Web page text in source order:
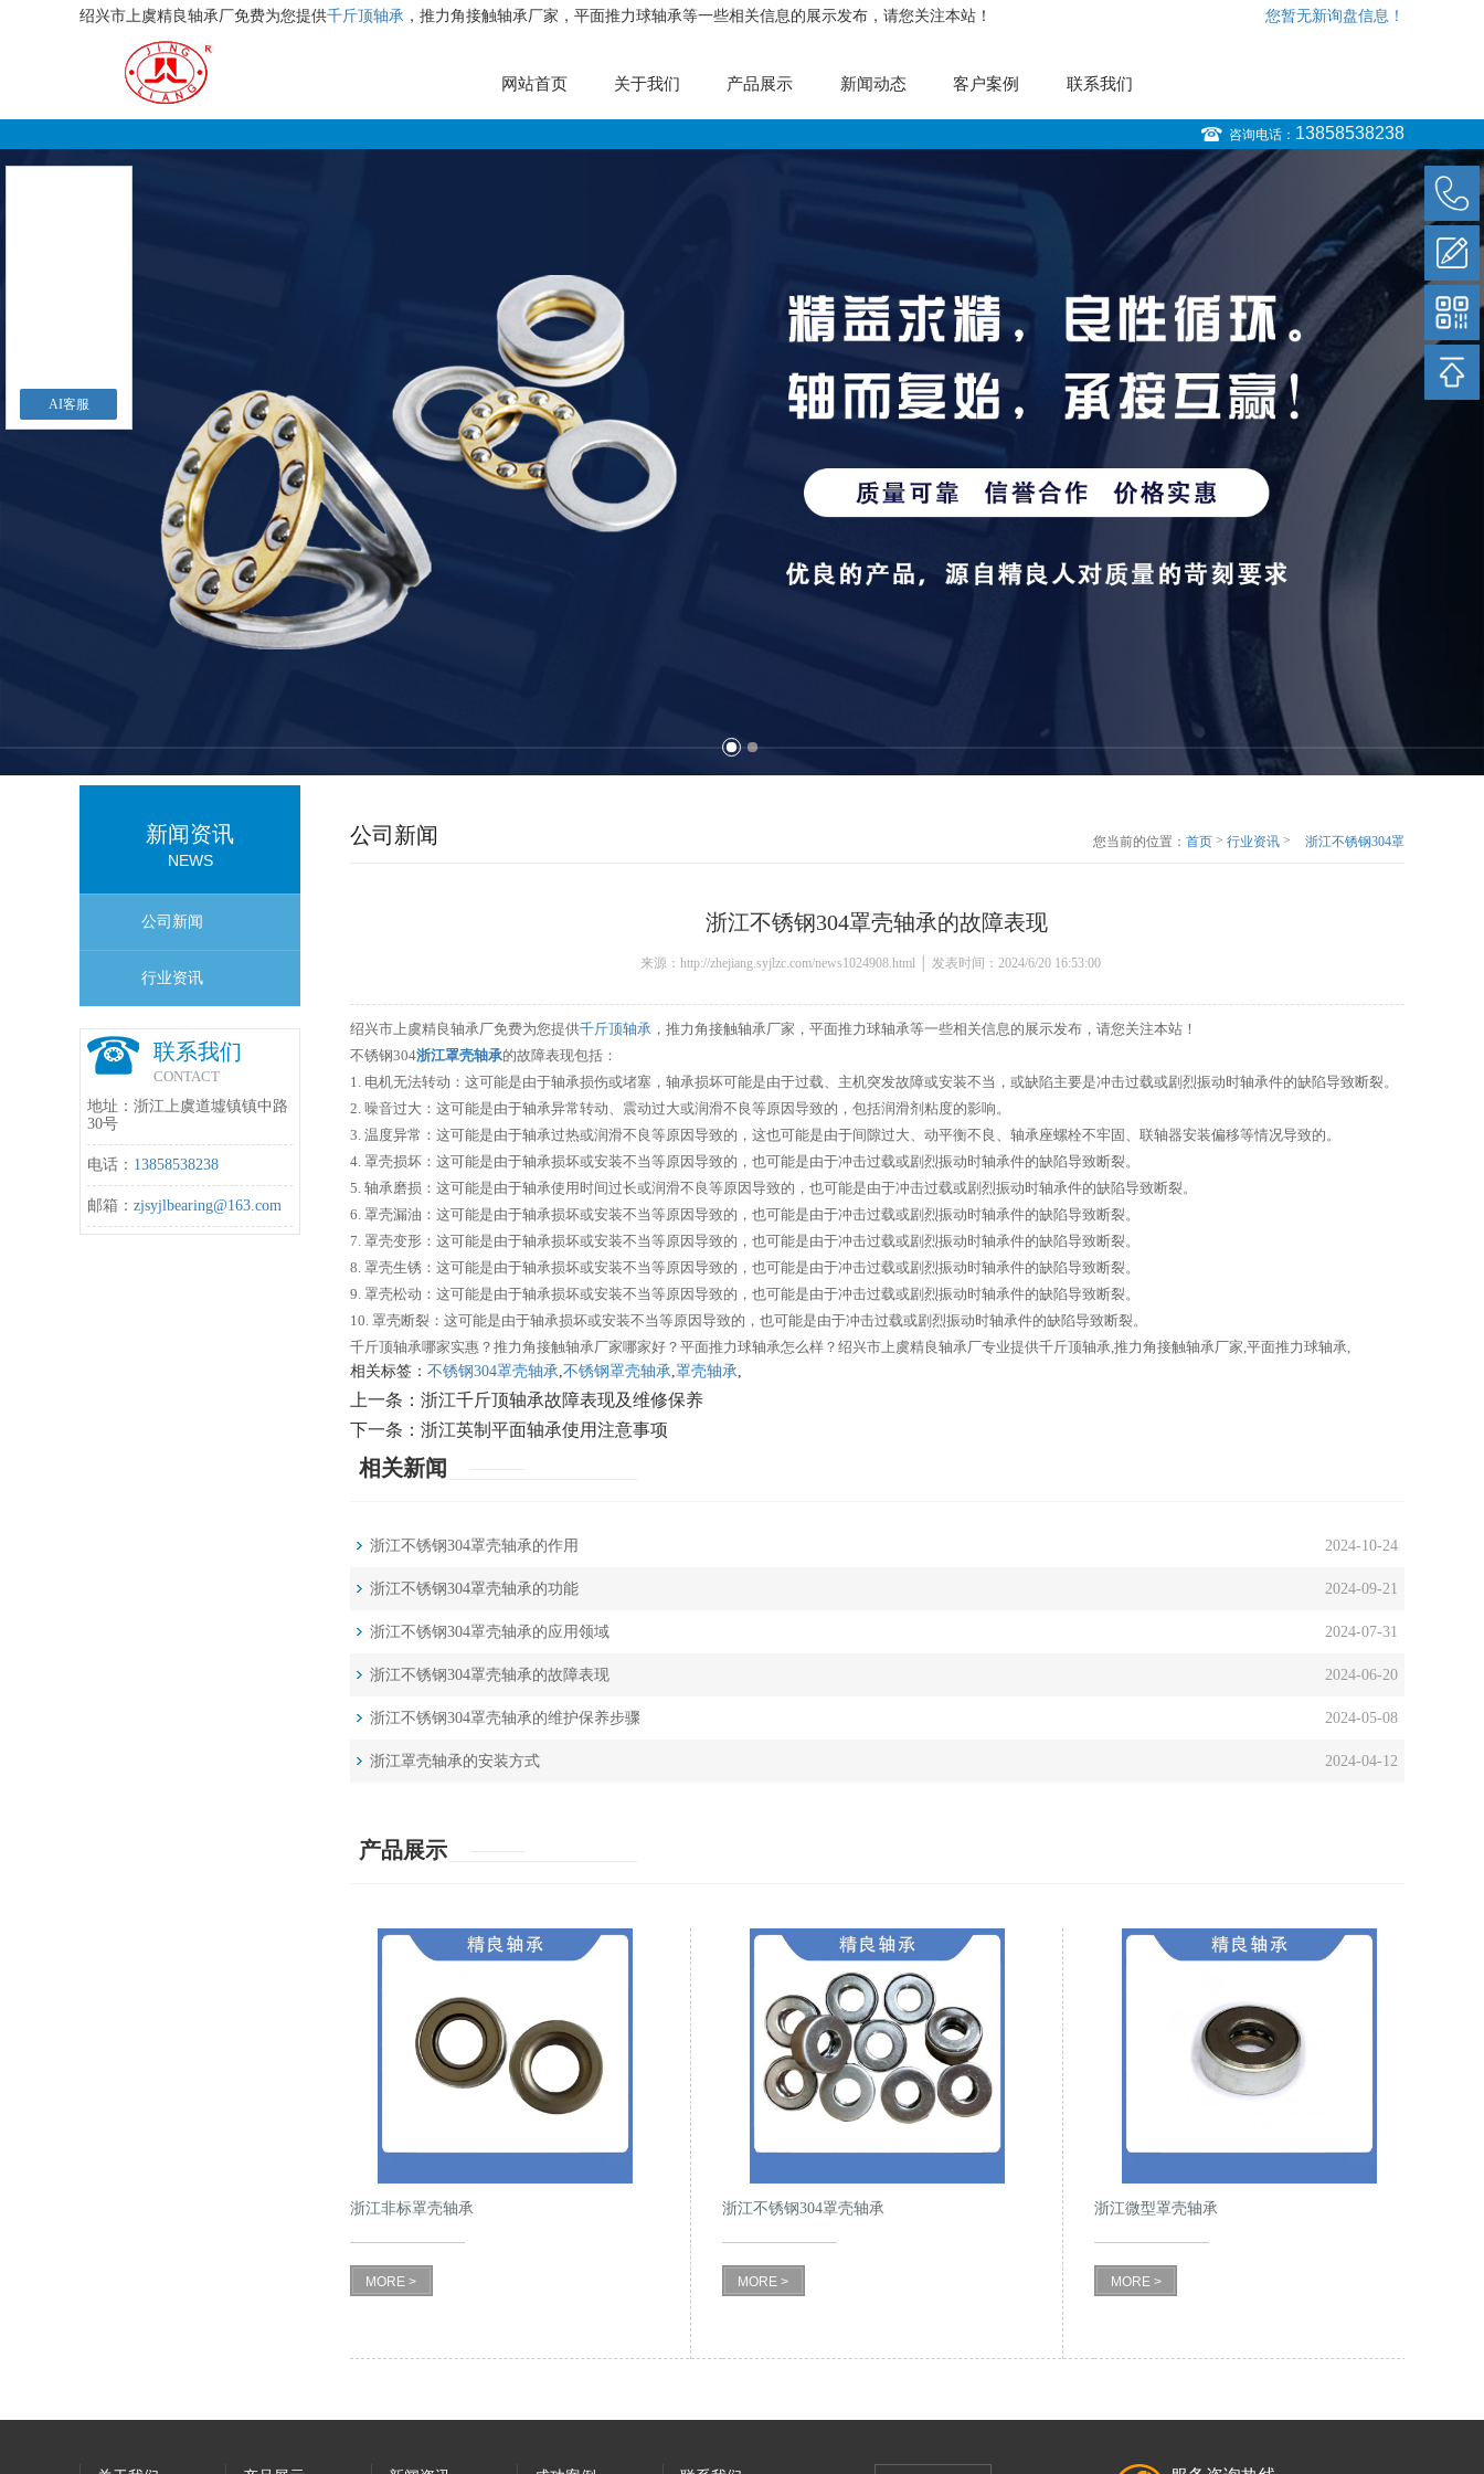
绍兴市上虞精良轴承厂免费为您提供千斤顶轴承 ，推力角接触轴承厂家，平面推力球轴承等一些相关信息的展示发布，请您关注本站！ 您暂无新询盘信息！
网站首页 关于我们 产品展示 新闻动态 客户案例 联系我们
咨询电话： 13858538238
新闻资讯
NEWS
公司新闻
行业资讯
联系我们
CONTACT
地址：浙江上虞道墟镇镇中路
30号
电话： 13858538238
邮箱： zjsyjlbearing@163.com
公司新闻 您当前的位置： 首页 > 行业资讯 >
浙江不锈钢304罩
浙江不锈钢304罩壳轴承的故障表现
来源：http://zhejiang.syjlzc.com/news1024908.html │ 发表时间：2024/6/20 16:53:00
绍兴市上虞精良轴承厂免费为您提供千斤顶轴承，推力角接触轴承厂家，平面推力球轴承等一些相关信息的展示发布，请您关注本站！
不锈钢304浙江罩壳轴承的故障表现包括：
1. 电机无法转动：这可能是由于轴承损伤或堵塞，轴承损坏可能是由于过载、主机突发故障或安装不当，或缺陷主要是冲击过载或剧烈振动时轴承件的缺陷导致断裂。
2. 噪音过大：这可能是由于轴承异常转动、震动过大或润滑不良等原因导致的，包括润滑剂粘度的影响。
3. 温度异常：这可能是由于轴承过热或润滑不良等原因导致的，这也可能是由于间隙过大、动平衡不良、轴承座螺栓不牢固、联轴器安装偏移等情况导致的。
4. 罩壳损坏：这可能是由于轴承损坏或安装不当等原因导致的，也可能是由于冲击过载或剧烈振动时轴承件的缺陷导致断裂。
5. 轴承磨损：这可能是由于轴承使用时间过长或润滑不良等原因导致的，也可能是由于冲击过载或剧烈振动时轴承件的缺陷导致断裂。
6. 罩壳漏油：这可能是由于轴承损坏或安装不当等原因导致的，也可能是由于冲击过载或剧烈振动时轴承件的缺陷导致断裂。
7. 罩壳变形：这可能是由于轴承损坏或安装不当等原因导致的，也可能是由于冲击过载或剧烈振动时轴承件的缺陷导致断裂。
8. 罩壳生锈：这可能是由于轴承损坏或安装不当等原因导致的，也可能是由于冲击过载或剧烈振动时轴承件的缺陷导致断裂。
9. 罩壳松动：这可能是由于轴承损坏或安装不当等原因导致的，也可能是由于冲击过载或剧烈振动时轴承件的缺陷导致断裂。
10. 罩壳断裂：这可能是由于轴承损坏或安装不当等原因导致的，也可能是由于冲击过载或剧烈振动时轴承件的缺陷导致断裂。
千斤顶轴承哪家实惠？推力角接触轴承厂家哪家好？平面推力球轴承怎么样？绍兴市上虞精良轴承厂专业提供千斤顶轴承,推力角接触轴承厂家,平面推力球轴承,
相关标签： 不锈钢304罩壳轴承,不锈钢罩壳轴承,罩壳轴承,
上一条： 浙江千斤顶轴承故障表现及维修保养
下一条： 浙江英制平面轴承使用注意事项
相关新闻
浙江不锈钢304罩壳轴承的作用 2024-10-24
浙江不锈钢304罩壳轴承的功能 2024-09-21
浙江不锈钢304罩壳轴承的应用领域 2024-07-31
浙江不锈钢304罩壳轴承的故障表现 2024-06-20
浙江不锈钢304罩壳轴承的维护保养步骤 2024-05-08
浙江罩壳轴承的安装方式 2024-04-12
产品展示
浙江非标罩壳轴承
MORE >
浙江不锈钢304罩壳轴承
MORE >
浙江微型罩壳轴承
MORE >
AI客服